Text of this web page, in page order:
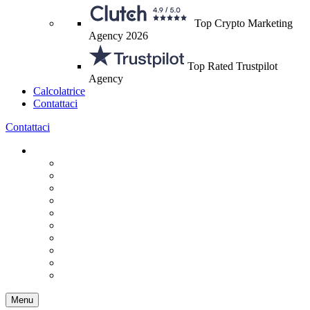
Top Crypto Marketing
Agency 2026
Top Rated Trustpilot
Agency
Calcolatrice
Contattaci
Contattaci
Menu